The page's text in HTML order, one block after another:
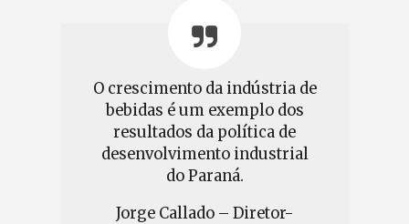
O crescimento da indústria de
bebidas é um exemplo dos
resultados da política de
desenvolvimento industrial
do Paraná.
Jorge Callado – Diretor-